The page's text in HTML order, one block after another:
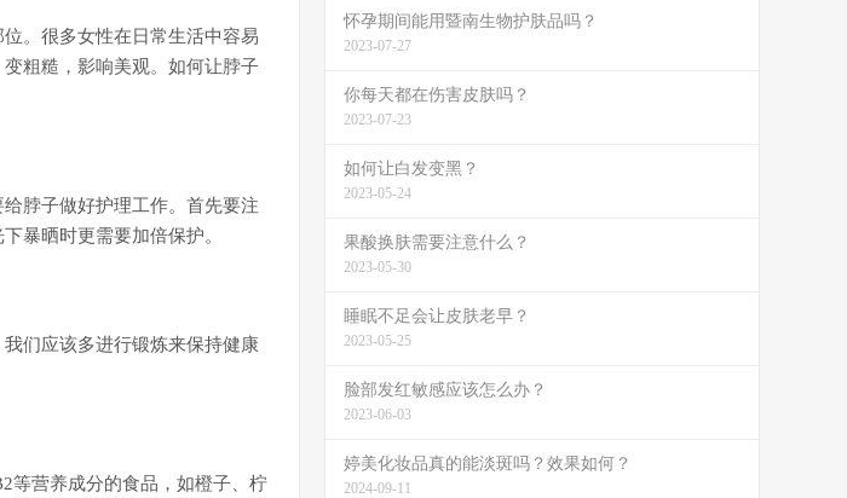
。很多女性在日常生活中容易
粗糙，影响美观。如何让脖子
脖子做好护理工作。首先要注
暴晒时更需要加倍保护。
们应该多进行锻炼来保持健康
等营养成分的食品，如橙子、柠
怀孕期间能用暨南生物护肤品吗？
2023-07-27
你每天都在伤害皮肤吗？
2023-07-23
如何让白发变黑？
2023-05-24
果酸换肤需要注意什么？
2023-05-30
睡眠不足会让皮肤老早？
2023-05-25
脸部发红敏感应该怎么办？
2023-06-03
婷美化妆品真的能淡斑吗？效果如何？
2024-09-11